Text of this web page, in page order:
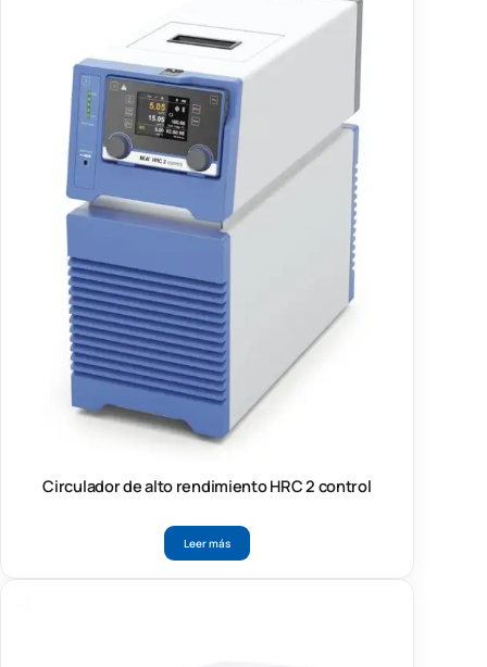
Circulador de alto rendimiento HRC 2 control
Leer más